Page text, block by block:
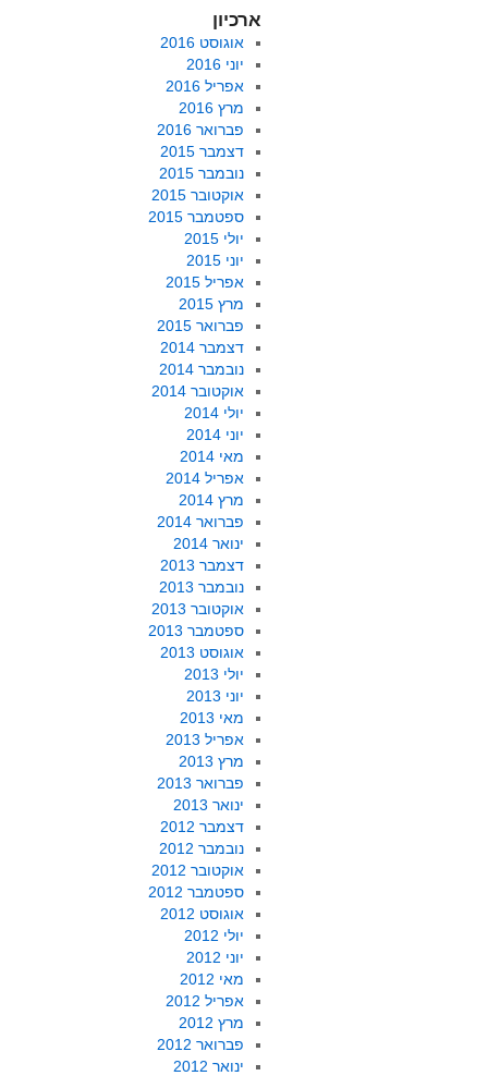
ארכיון
אוגוסט 2016
יוני 2016
אפריל 2016
מרץ 2016
פברואר 2016
דצמבר 2015
נובמבר 2015
אוקטובר 2015
ספטמבר 2015
יולי 2015
יוני 2015
אפריל 2015
מרץ 2015
פברואר 2015
דצמבר 2014
נובמבר 2014
אוקטובר 2014
יולי 2014
יוני 2014
מאי 2014
אפריל 2014
מרץ 2014
פברואר 2014
ינואר 2014
דצמבר 2013
נובמבר 2013
אוקטובר 2013
ספטמבר 2013
אוגוסט 2013
יולי 2013
יוני 2013
מאי 2013
אפריל 2013
מרץ 2013
פברואר 2013
ינואר 2013
דצמבר 2012
נובמבר 2012
אוקטובר 2012
ספטמבר 2012
אוגוסט 2012
יולי 2012
יוני 2012
מאי 2012
אפריל 2012
מרץ 2012
פברואר 2012
ינואר 2012